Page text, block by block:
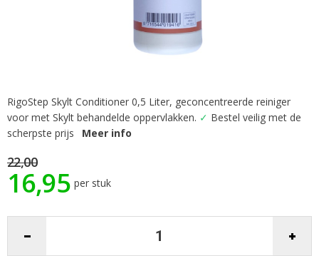
Ga
naar
het
van
de
afbeeldingen-
RigoStep Skylt Conditioner 0,5 Liter, geconcentreerde reiniger
voor met Skylt behandelde oppervlakken. ✓ Bestel veilig met de
scherpste prijs
Meer info
22,00
16,95 per stuk